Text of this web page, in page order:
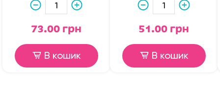
73.00 грн
В кошик
51.00 грн
В кошик